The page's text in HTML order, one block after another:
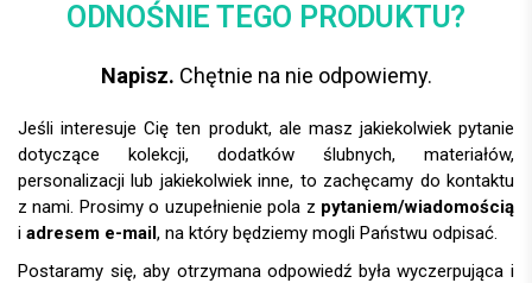
ODNOŚNIE TEGO PRODUKTU?
Napisz. Chętnie na nie odpowiemy.
Jeśli interesuje Cię ten produkt, ale masz jakiekolwiek pytanie
dotyczące kolekcji, dodatków ślubnych, materiałów,
personalizacji lub jakiekolwiek inne, to zachęcamy do kontaktu
z nami. Prosimy o uzupełnienie pola z pytaniem/wiadomością
i adresem e-mail, na który będziemy mogli Państwu odpisać.
Postaramy się, aby otrzymana odpowiedź była wyczerpująca i